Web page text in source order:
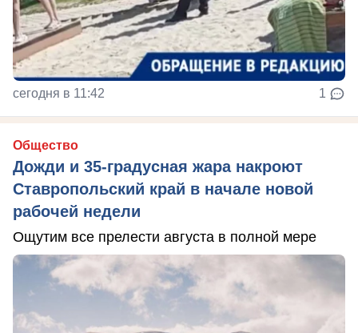
сегодня в 11:42 1
Общество
Дожди и 35-градусная жара накроют
Ставропольский край в начале новой
рабочей недели
Ощутим все прелести августа в полной мере